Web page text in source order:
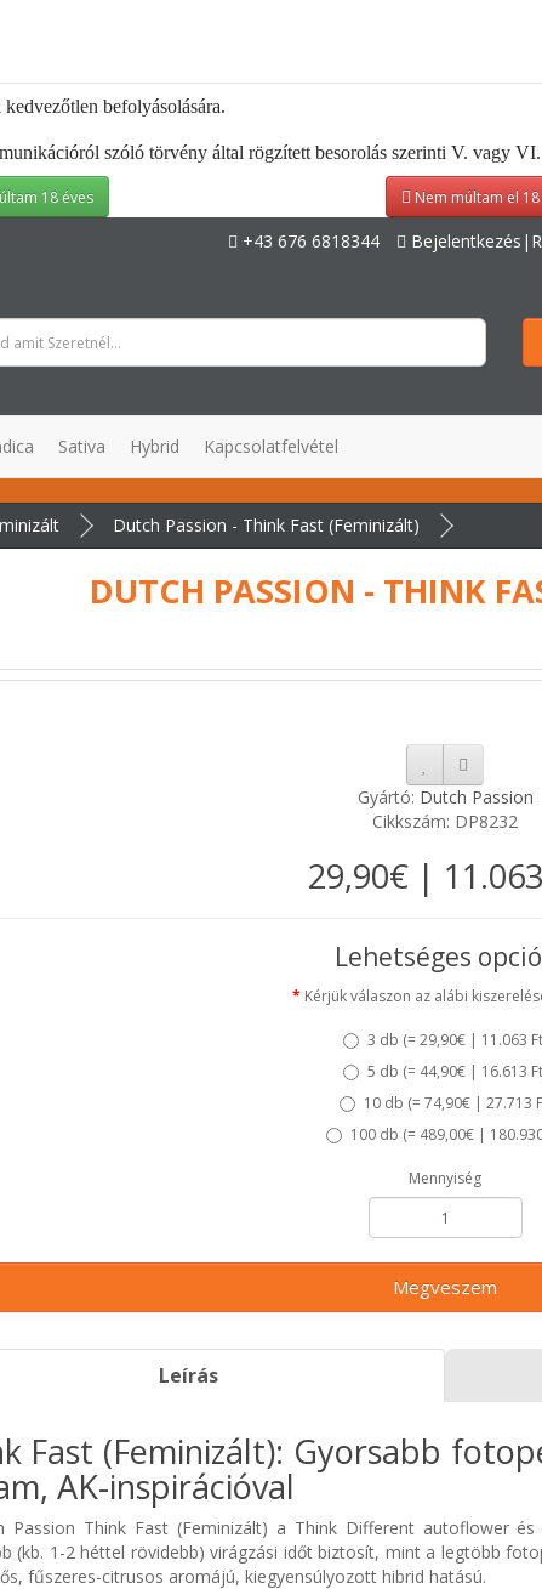
befolyásolására.
szóló törvény által rögzített besorolás szerinti V. vagy
18 éves Nem múltam el
+43 676 6818344
Sativa Hybrid Kapcsolatfelvétel
Dutch Passion - Think Fast (Feminizált)
DUTCH PASSION - THINK
Gyártó: Dutch Passion
Cikkszám: DP8232
29,90€ |
Lehetséges
Kérjük válaszon az alábi
3 db (= 29,90€ | 11.063
5 db (= 44,90€ | 16.613
10 db (= 74,90€ | 27.713
100 db (= 489,00€ |
Mennyiség
Megveszem
Leírás
Fast (Feminizált): Gyorsabb
AK-inspirációval
Passion Think Fast (Feminizált) a Think Different autoflower
(kb. 1-2 héttel rövidebb) virágzási időt biztosít, mint a legtöbb
fűszeres-citrusos aromájú, kiegyensúlyozott hibrid hatású.